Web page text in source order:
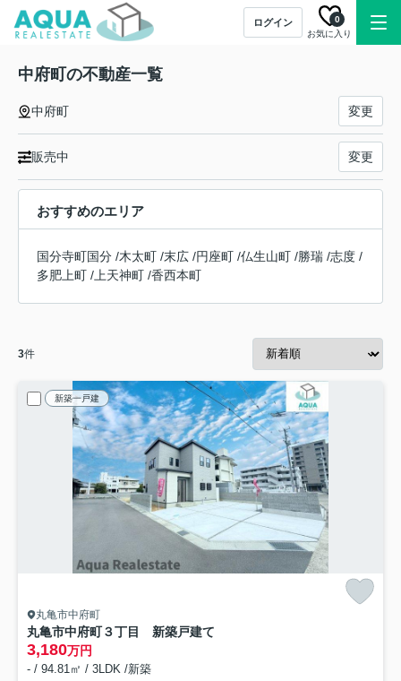
ログイン
お気に入り
0
中府町の不動産一覧
中府町 変更
販売中 変更
おすすめのエリア
国分寺町国分 /木太町 /末広 /円座町 /仏生山町 /勝瑞 /志度 /
多肥上町 / 上天神町 /香西本町
3件
新築一戸建
丸亀市中府町
丸亀市中府町３丁目 新築戸建て
3,180万円
- / 94.81㎡ / 3LDK /新築